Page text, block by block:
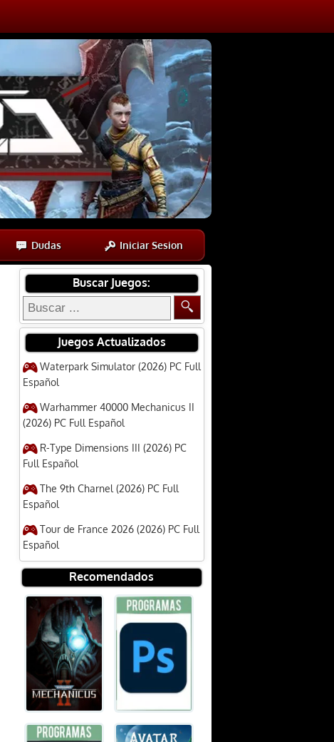
Dudas Iniciar Sesion
Buscar Juegos:
Juegos Actualizados
Waterpark Simulator (2026) PC Full
Español
Warhammer 40000 Mechanicus II
(2026) PC Full Español
R-Type Dimensions III (2026) PC
Full Español
The 9th Charnel (2026) PC Full
Español
Tour de France 2026 (2026) PC Full
Español
Recomendados